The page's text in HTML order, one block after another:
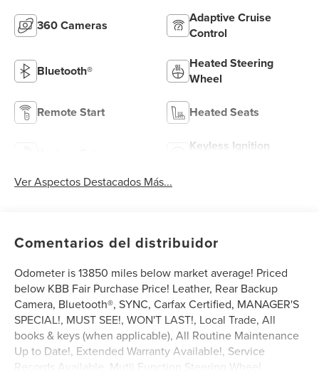
360 Cameras
Adaptive Cruise
Control
Bluetooth®
Heated Steering
Wheel
Remote Start Heated Seats
Keyless Ignition
Ver Aspectos Destacados Más...
Comentarios del distribuidor
Odometer is 13850 miles below market average! Priced
below KBB Fair Purchase Price! Leather, Rear Backup
Camera, Bluetooth®, SYNC, Carfax Certified, MANAGER'S
SPECIAL!, MUST SEE!, WON'T LAST!, Local Trade, All
books & keys (when applicable), All Routine Maintenance
Up to Date!, Extended Warranty Available!, Service
Records Available, Mutli Function Steering Wheel